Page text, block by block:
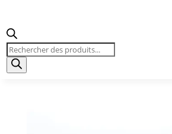
Recherche
de
produits